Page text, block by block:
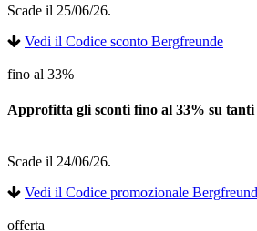
Scade il 25/06/26.
Vedi il Codice sconto Bergfreunde
fino al 33%
Approfitta gli sconti fino al 33% su
Scade il 24/06/26.
Vedi il Codice promozionale
offerta